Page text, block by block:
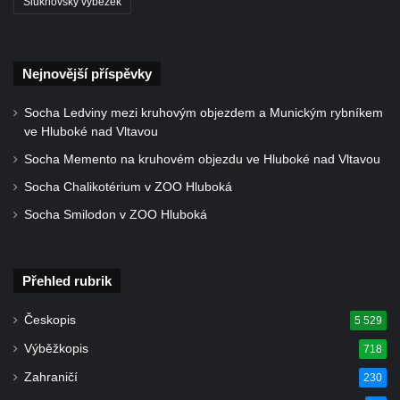
Socha vodníka na trase naučné stezky v
Podstavec v zámecké zahradě v Duchcově
Socha Flóry u pavilonu Reinerovy fresky v
Socha Afrodité u pavilonu Reinerovy fresky
v Duchcově
Pamětní kámen rybníka Barbory v
Nejnovější příspěvky
Socha Ledviny mezi kruhovým objezdem a Munickým rybníkem
ve Hluboké nad Vltavou
Socha Memento na kruhovém objezdu ve Hluboké nad Vltavou
Socha Chalikotérium v ZOO Hluboká
Socha Smilodon v ZOO Hluboká
Přehled rubrik
Českopis 5 529
Výběžkopis 718
Zahraničí 230